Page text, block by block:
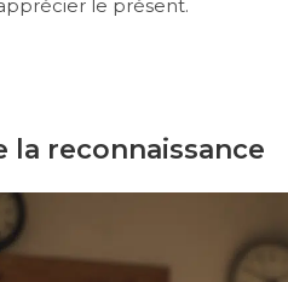
le présent.
reconnaissance